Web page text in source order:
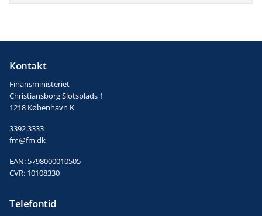
Kontakt
Finansministeriet
Christiansborg Slotsplads 1
1218 København K
3392 3333
fm@fm.dk
EAN: 5798000010505
CVR: 10108330
Telefontid